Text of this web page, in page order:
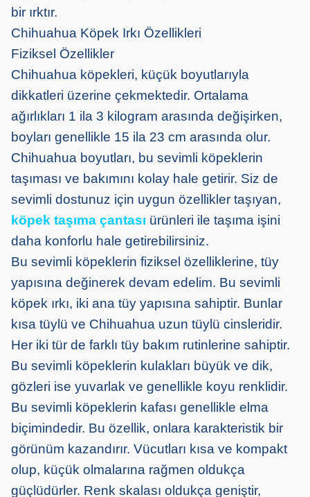
bir ırktır.
Chihuahua Köpek Irkı Özellikleri
Fiziksel Özellikler
Chihuahua köpekleri, küçük boyutlarıyla
dikkatleri üzerine çekmektedir. Ortalama
ağırlıkları 1 ila 3 kilogram arasında değişirken,
boyları genellikle 15 ila 23 cm arasında olur.
Chihuahua boyutları, bu sevimli köpeklerin
taşıması ve bakımını kolay hale getirir. Siz de
sevimli dostunuz için uygun özellikler taşıyan,
köpek taşıma çantası ürünleri ile taşıma işini
daha konforlu hale getirebilirsiniz.
Bu sevimli köpeklerin fiziksel özelliklerine, tüy
yapısına değinerek devam edelim. Bu sevimli
köpek ırkı, iki ana tüy yapısına sahiptir. Bunlar
kısa tüylü ve Chihuahua uzun tüylü cinsleridir.
Her iki tür de farklı tüy bakım rutinlerine sahiptir.
Bu sevimli köpeklerin kulakları büyük ve dik,
gözleri ise yuvarlak ve genellikle koyu renklidir.
Bu sevimli köpeklerin kafası genellikle elma
biçimindedir. Bu özellik, onlara karakteristik bir
görünüm kazandırır. Vücutları kısa ve kompakt
olup, küçük olmalarına rağmen oldukça
güçlüdürler. Renk skalası oldukça geniştir,